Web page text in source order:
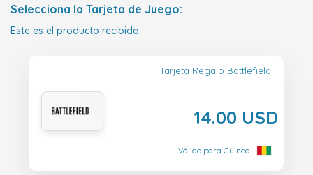
Selecciona la Tarjeta de Juego:
Este es el producto recibido.
Tarjeta Regalo Battlefield
14.00 USD
Válido para Guinea